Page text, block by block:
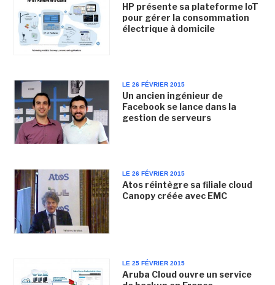
HP présente sa plateforme IoT
pour gérer la consommation
électrique à domicile
LE 26 FÉVRIER 2015
Un ancien ingénieur de
Facebook se lance dans la
gestion de serveurs
LE 26 FÉVRIER 2015
Atos réintègre sa filiale cloud
Canopy créée avec EMC
LE 25 FÉVRIER 2015
Aruba Cloud ouvre un service